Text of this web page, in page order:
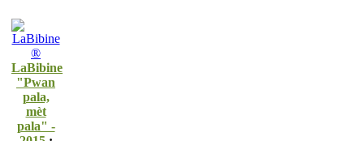
LaBibine
"Pwan
pala,
mèt
pala" -